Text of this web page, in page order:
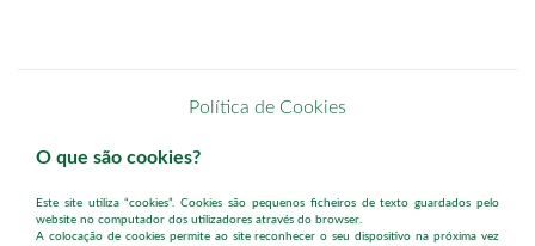
Política de Cookies
O que são cookies?
Este site utiliza “cookies”. Cookies são pequenos ficheiros de texto guardados pelo
website no computador dos utilizadores através do browser.
A colocação de cookies permite ao site reconhecer o seu dispositivo na próxima vez